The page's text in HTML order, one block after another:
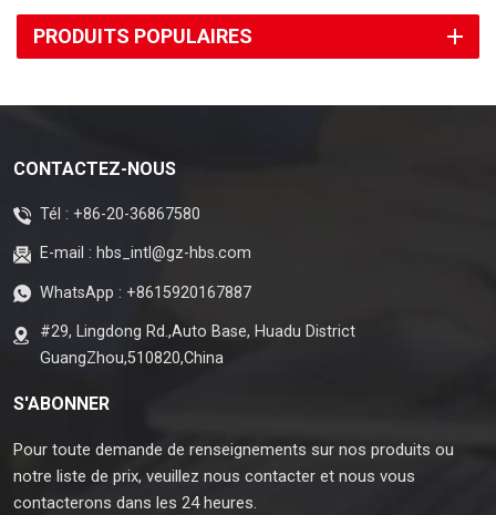
PRODUITS POPULAIRES
CONTACTEZ-NOUS
Tél : +86-20-36867580
E-mail : hbs_intl@gz-hbs.com
WhatsApp : +8615920167887
#29, Lingdong Rd.,Auto Base, Huadu District
GuangZhou,510820,China
S'ABONNER
Pour toute demande de renseignements sur nos produits ou
notre liste de prix, veuillez nous contacter et nous vous
contacterons dans les 24 heures.